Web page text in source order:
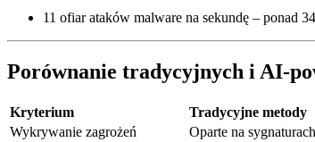
11 ofiar ataków malware na sekundę – ponad
Porównanie tradycyjnych i AI-
Kryterium Tradycyjne metody
Wykrywanie zagrożeń
Oparte na sygnaturach